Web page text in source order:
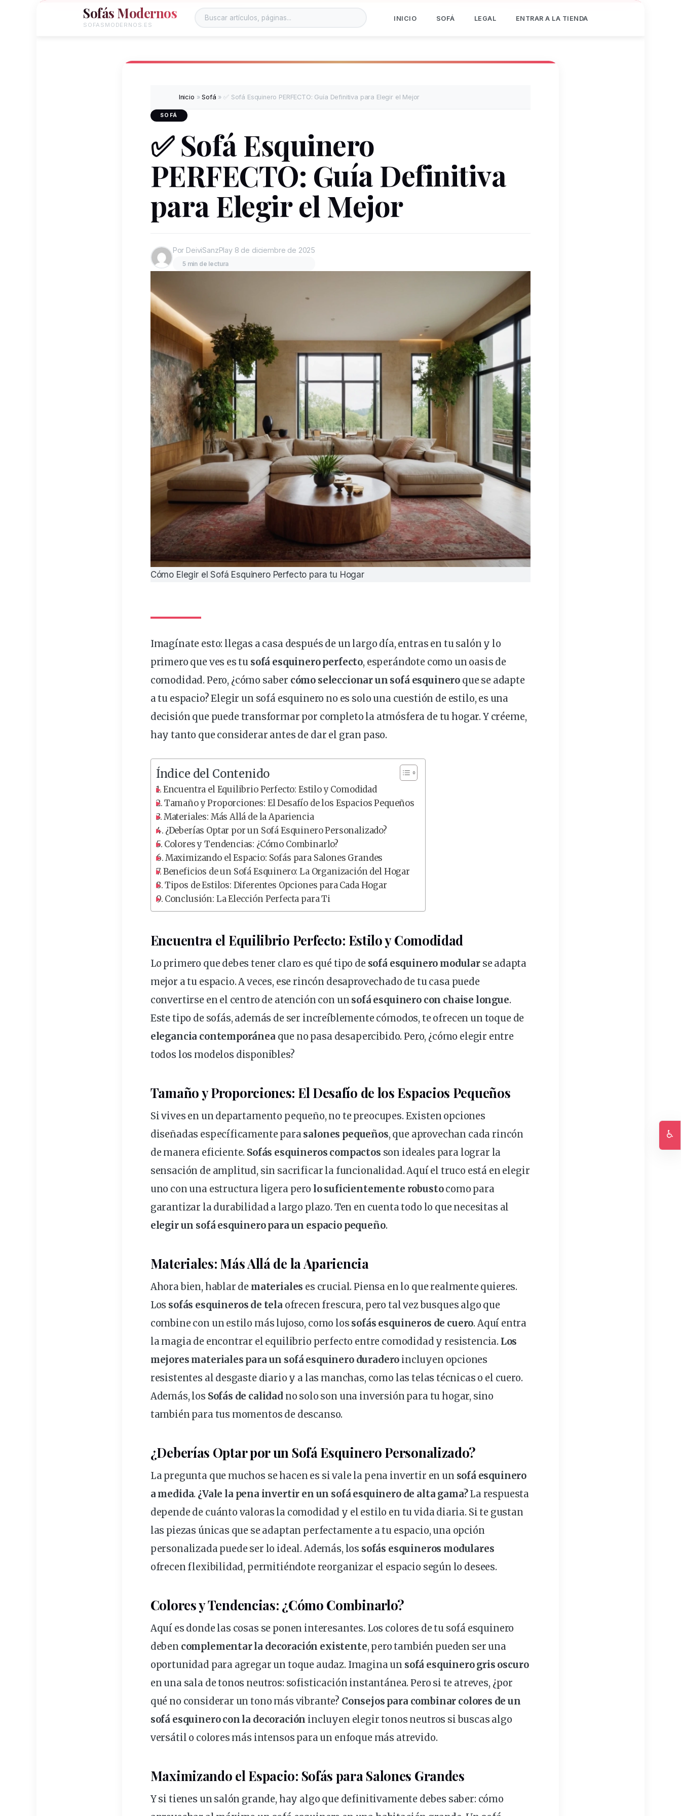
Sofás Modernos
SOFASMODERNOS.ES
Buscar en el sitio INICIO SOFÁ LEGAL ENTRAR A LA TIENDA
Inicio »Sofá »✅ Sofá Esquinero PERFECTO: Guía Definitiva para Elegir el Mejor
SOFÁ
✅ Sofá Esquinero
PERFECTO: Guía Definitiva
para Elegir el Mejor
Por DeiviSanzPlay 8 de diciembre de 2025
5 min de lectura
Cómo Elegir el Sofá Esquinero Perfecto para tu Hogar
Imagínate esto: llegas acasadespués de un largodía, entras en tusalón y lo
primero que ves es tu sofá esquineroperfecto, esperándote como un oasis de
comodidad. Pero, ¿cómo saber cómo seleccionar un sofá esquinero que se adapte
a tu espacio? Elegir un sofá esquinero no es solo una cuestión de estilo, es una
decisión que puedetransformar por completo la atmósfera de tuhogar. Y créeme,
hay tanto queconsiderar antes de dar el gran paso.
Índice del Contenido
Encuentra el Equilibrio Perfecto: Estilo y Comodidad
Tamaño y Proporciones: El Desafío de los Espacios Pequeños
Materiales: Más Allá de la Apariencia
¿Deberías Optar por un Sofá Esquinero Personalizado?
Colores y Tendencias: ¿Cómo Combinarlo?
Maximizando el Espacio: Sofás para Salones Grandes
Beneficios de un Sofá Esquinero: La Organización del Hogar
Tipos de Estilos: Diferentes Opciones para Cada Hogar
Conclusión: La Elección Perfecta para Ti
Encuentra el Equilibrio Perfecto: Estilo y Comodidad
Lo primero quedebes tener claro es qué tipo de sofá esquinero modularse adapta
mejor a tu espacio. A veces, ese rincón desaprovechado de tu casa puede
convertirse en el centro de atención con un sofá esquinero con chaise longue.
Este tipo de sofás, además de ser increíblemente cómodos, teofrecen un toquede
elegancia contemporánea que no pasa desapercibido. Pero, ¿cómo elegir entre
todos los modelos disponibles?
Tamaño y Proporciones: El Desafío de los Espacios Pequeños
Si vives en un departamento pequeño, no te preocupes. Existen opciones
diseñadas específicamente parasalones pequeños, que aprovechan cada rincón
de manera eficiente. Sofás esquineros compactos son ideales para lograr la
sensación de amplitud, sin sacrificar la funcionalidad. Aquí el truco está en elegir
uno con una estructura ligera pero lo suficientemente robustocomo para
garantizar la durabilidad a largo plazo. Ten en cuenta todo lo que necesitas al
elegir un sofá esquinero para un espacio pequeño.
Materiales: Más Allá de la Apariencia
Ahora bien, hablar de materiales es crucial. Piensa en lo que realmente quieres.
Los sofás esquineros de tela ofrecen frescura, pero tal vez busques algo que
combine con un estilo más lujoso, como los sofás esquineros de cuero. Aquí entra
la magia de encontrar el equilibrioperfecto entre comodidad y resistencia. Los
mejores materiales para un sofá esquinero duradero incluyen opciones
resistentes al desgaste diario y a las manchas, como las telas técnicas o el cuero.
Además, los Sofás de calidad no solo son una inversión para tu hogar, sino
también para tus momentos de descanso.
¿Deberías Optar por un Sofá Esquinero Personalizado?
La pregunta que muchos se hacen es si vale la pena invertir en un sofá esquinero
a medida. ¿Vale la pena invertir en un sofá esquinero de alta gama?La respuesta
depende de cuánto valoras la comodidad y el estilo en tu vida diaria. Si te gustan
las piezas únicas que se adaptan perfectamente a tu espacio, una opción
personalizada puede ser lo ideal. Además, los sofás esquineros modulares
ofrecen flexibilidad, permitiéndote reorganizar el espacio según lo desees.
Colores y Tendencias: ¿Cómo Combinarlo?
Aquí es donde las cosas se ponen interesantes. Los colores de tu sofá esquinero
deben complementar la decoración existente, pero también pueden ser una
oportunidad para agregar un toque audaz. Imagina un sofá esquinero gris oscuro
en una sala de tonos neutros: sofisticación instantánea. Pero si te atreves, ¿por
qué no considerar un tono más vibrante? Consejos para combinar colores de un
sofá esquinero con la decoración incluyen elegir tonos neutros si buscas algo
versátil o colores más intensos para un enfoque más atrevido.
Maximizando el Espacio: Sofás para Salones Grandes
Y si tienes un salón grande, hay algo que definitivamente debes saber: cómo
♿